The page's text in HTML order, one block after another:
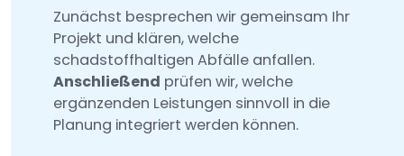
Zunächst besprechen wir gemeinsam Ihr
Projekt und klären, welche
schadstoffhaltigen Abfälle anfallen.
Anschließend prüfen wir, welche
ergänzenden Leistungen sinnvoll in die
Planung integriert werden können.